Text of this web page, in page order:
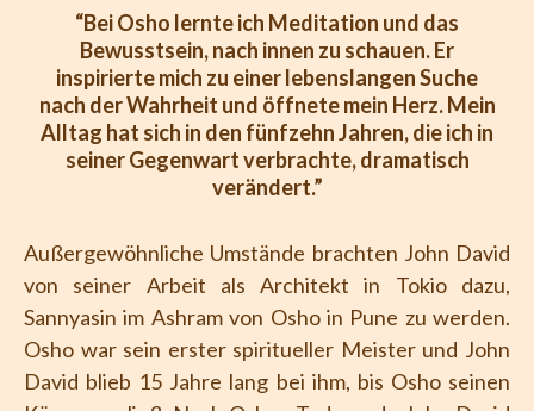
“Bei Osho lernte ich Meditation und das
Bewusstsein, nach innen zu schauen. Er
inspirierte mich zu einer lebenslangen Suche
nach der Wahrheit und öffnete mein Herz. Mein
Alltag hat sich in den fünfzehn Jahren, die ich in
seiner Gegenwart verbrachte, dramatisch
verändert.”
Außergewöhnliche Umstände brachten John David
von seiner Arbeit als Architekt in Tokio dazu,
Sannyasin im Ashram von Osho in Pune zu werden.
Osho war sein erster spiritueller Meister und John
David blieb 15 Jahre lang bei ihm, bis Osho seinen